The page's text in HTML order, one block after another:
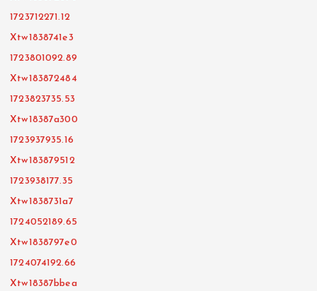
1723712271.12
Xtw1838741e3
1723801092.89
Xtw183872484
1723823735.53
Xtw18387a300
1723937935.16
Xtw183879512
1723938177.35
Xtw1838731a7
1724052189.65
Xtw1838797e0
1724074192.66
Xtw18387bbea